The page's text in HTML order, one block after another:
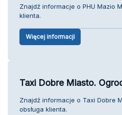
Znajdź informacje o PHU Mazio
klienta.
Więcej informacji
Taxi Dobre Miasto.
Znajdź informacje o Taxi Dobre
obsługa klienta.